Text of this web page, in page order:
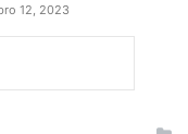
12, 2023